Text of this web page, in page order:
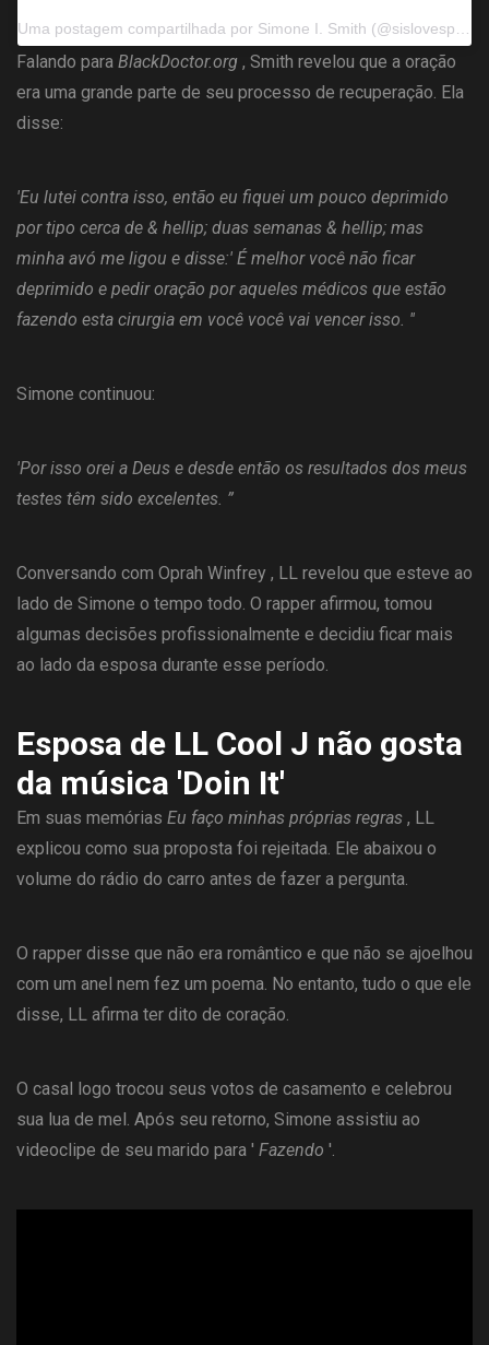
Uma postagem compartilhada por Simone I. Smith (@sislovespurple) em 27 de novembro de 2014 às 21:42 PST
Falando para BlackDoctor.org , Smith revelou que a oração
era uma grande parte de seu processo de recuperação. Ela
disse:
'Eu lutei contra isso, então eu fiquei um pouco deprimido
por tipo cerca de & hellip; duas semanas & hellip; mas
minha avó me ligou e disse:' É melhor você não ficar
deprimido e pedir oração por aqueles médicos que estão
fazendo esta cirurgia em você você vai vencer isso. ''
Simone continuou:
'Por isso orei a Deus e desde então os resultados dos meus
testes têm sido excelentes. ”
Conversando com Oprah Winfrey , LL revelou que esteve ao
lado de Simone o tempo todo. O rapper afirmou, tomou
algumas decisões profissionalmente e decidiu ficar mais
ao lado da esposa durante esse período.
Esposa de LL Cool J não gosta
da música 'Doin It'
Em suas memórias Eu faço minhas próprias regras , LL
explicou como sua proposta foi rejeitada. Ele abaixou o
volume do rádio do carro antes de fazer a pergunta.
O rapper disse que não era romântico e que não se ajoelhou
com um anel nem fez um poema. No entanto, tudo o que ele
disse, LL afirma ter dito de coração.
O casal logo trocou seus votos de casamento e celebrou
sua lua de mel. Após seu retorno, Simone assistiu ao
videoclipe de seu marido para ' Fazendo '.